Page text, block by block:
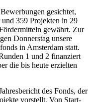
gesichtet,
359 Projekten in 29
gewährt. Zur
Donnerstag unsere
in Amsterdam statt.
1 und 2 finanziert
die bis heute erzielten
des Fonds, der
vorstellt. Von Start-